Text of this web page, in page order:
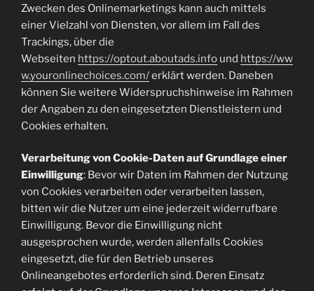
Zwecken des Onlinemarketings kann auch mittels
einer Vielzahl von Diensten, vor allem im Fall des
Trackings, über die
Webseiten https://optout.aboutads.info und https://ww
w.youronlinechoices.com/erklärt werden. Daneben
können Sie weitere Widerspruchshinweise im Rahmen
der Angaben zu den eingesetzten Dienstleistern und
Cookies erhalten.
Verarbeitung von Cookie-Daten auf Grundlage einer
Einwilligung: Bevor wir Daten im Rahmen der Nutzung
von Cookies verarbeiten oder verarbeiten lassen,
bitten wir die Nutzer um eine jederzeit widerrufbare
Einwilligung. Bevor die Einwilligung nicht
ausgesprochen wurde, werden allenfalls Cookies
eingesetzt, die für den Betrieb unseres
Onlineangebotes erforderlich sind. Deren Einsatz